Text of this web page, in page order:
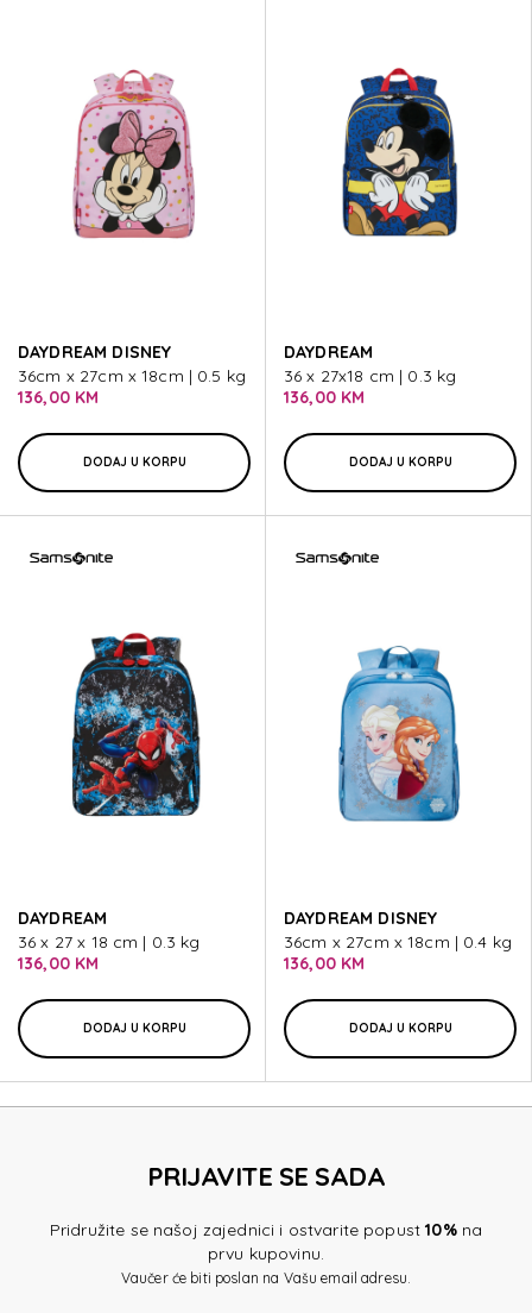
DAYDREAM DISNEY
36cm x 27cm x 18cm | 0.5 kg
136,00 KM
DODAJ U KORPU
DAYDREAM
36 x 27x18 cm | 0.3 kg
136,00 KM
DODAJ U KORPU
DAYDREAM
36 x 27 x 18 cm | 0.3 kg
136,00 KM
DODAJ U KORPU
DAYDREAM DISNEY
36cm x 27cm x 18cm | 0.4 kg
136,00 KM
DODAJ U KORPU
PRIJAVITE SE SADA
Pridružite se našoj zajednici i ostvarite popust10%na
prvu kupovinu.
Vaučer će biti poslan na Vašu email adresu.